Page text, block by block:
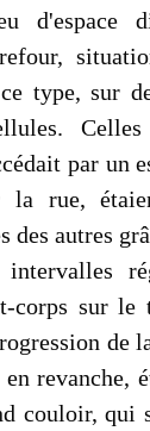
d'espace
type, sur
par un
la rue,
des autres
corps sur le
de
revanche,
couloir, qui